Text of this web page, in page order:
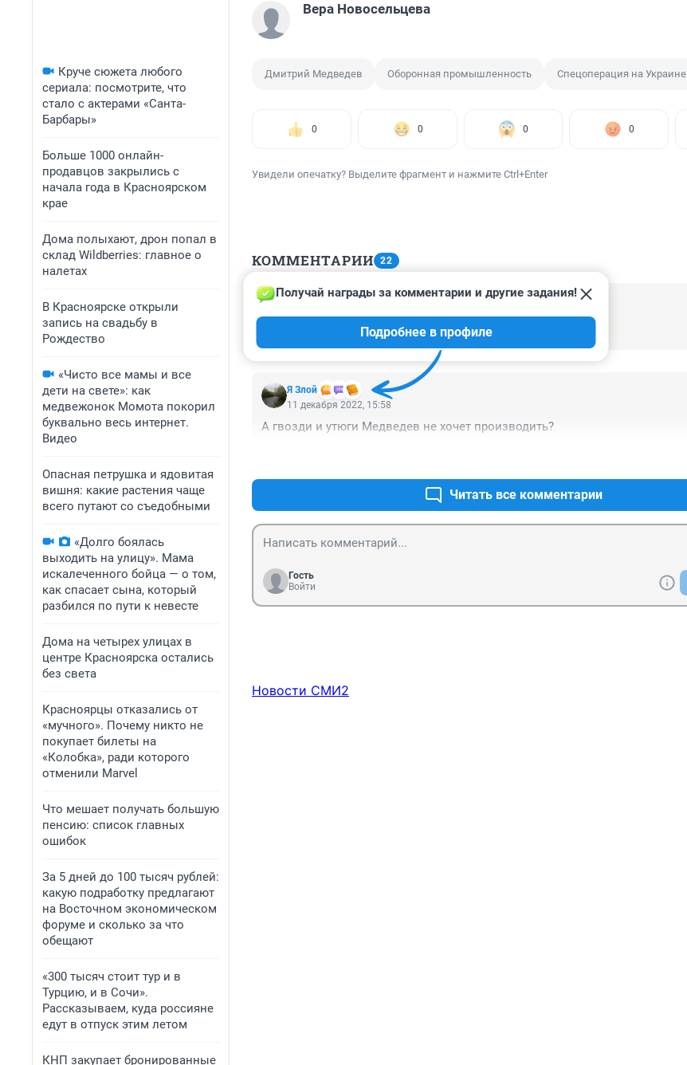
Круче сюжета любого
сериала: посмотрите, что
стало с актерами «Санта-
Барбары»
Больше 1000 онлайн-
продавцов закрылись с
начала года в Красноярском
крае
Дома полыхают, дрон попал в
склад Wildberries: главное о
налетах
В Красноярске открыли
запись на свадьбу в
Рождество
«Чисто все мамы и все
дети на свете»: как
медвежонок Момота покорил
буквально весь интернет.
Видео
Опасная петрушка и ядовитая
вишня: какие растения чаще
всего путают со съедобными
«Долго боялась
выходить на улицу». Мама
искалеченного бойца — о том,
как спасает сына, который
разбился по пути к невесте
Дома на четырех улицах в
центре Красноярска остались
без света
Красноярцы отказались от
«мучного». Почему никто не
покупает билеты на
«Колобка», ради которого
отменили Marvel
Что мешает получать большую
пенсию: список главных
ошибок
За 5 дней до 100 тысяч рублей:
какую подработку предлагают
на Восточном экономическом
форуме и сколько за что
обещают
«300 тысяч стоит тур и в
Турцию, и в Сочи».
Рассказываем, куда россияне
едут в отпуск этим летом
КНП закупает бронированные
Вера Новосельцева
Дмитрий Медведев Оборонная промышленность Спецоперация на Украине
0 0 0 0
Увидели опечатку? Выделите фрагмент и нажмите Ctrl+Enter
КОММЕНТАРИИ 22
Гость
так умиляет как кремлеботы слюной брызжат )
Я Злой
Получай награды за комментарии и другие задания!
Подробнее в профиле
11 декабря 2022, 15:58
А гвозди и утюги Медведев не хочет производить?
Читать все комментарии
Гость
Войти
Новости СМИ2